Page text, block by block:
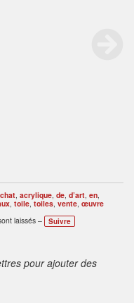
, acrylique, de, d’art, en,
toile toiles vente œuvre
laissés –
Suivre
pour ajouter des